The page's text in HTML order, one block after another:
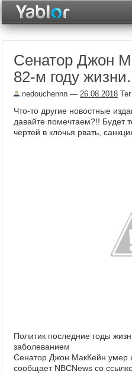
Сенатор Джон
82-м году жизни.
nedouchennn — 26.08.2018
Что-то другие новостные
давайте помечтаем?!! Будет
чертей в клочья рвать,
Политик последние годы
заболеванием
Сенатор Джон МакКейн умер
сообщает NBCNews со